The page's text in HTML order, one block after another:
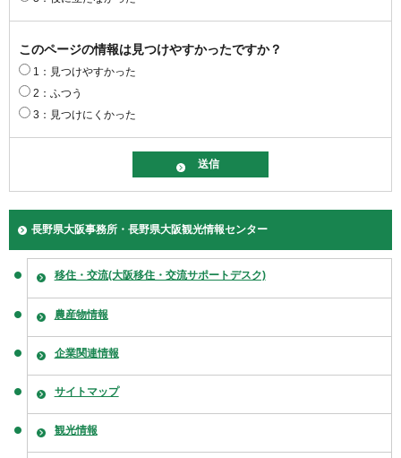
このページの情報は見つけやすかったですか？
1：見つけやすかった
2：ふつう
3：見つけにくかった
長野県大阪事務所・長野県大阪観光情報センター
移住・交流(大阪移住・交流サポートデスク)
農産物情報
企業関連情報
サイトマップ
観光情報